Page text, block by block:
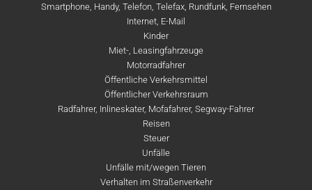
Smartphone, Handy, Telefon, Telefax, Rundfunk, Fernsehen
Internet, E-Mail
Kinder
Miet-, Leasingfahrzeuge
Motorradfahrer
Öffentliche Verkehrsmittel
Öffentlicher Verkehrsraum
Radfahrer, Inlineskater, Mofafahrer, Segway-Fahrer
Reisen
Steuer
Unfälle
Unfälle mit/wegen Tieren
Verhalten im Straßenverkehr